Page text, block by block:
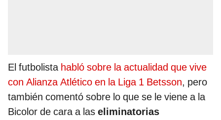
El futbolista habló sobre la actualidad que vive
con Alianza Atlético en la Liga 1 Betsson, pero
también comentó sobre lo que se le viene a la
Bicolor de cara a las eliminatorias